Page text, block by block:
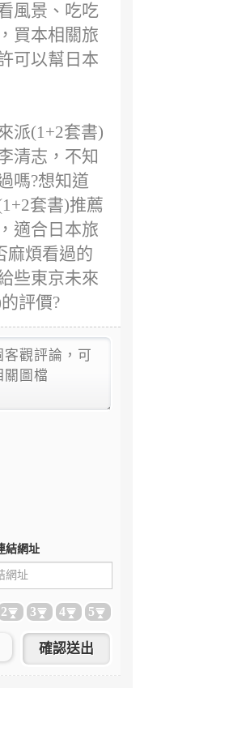
風景、吃吃
買本相關旅
可以幫日本
派(1+2套書)
清志，不知
嗎?想知道
套書)推薦
適合日本旅
麻煩看過的
些東京未來
評價?
結網址
2 3 4 5